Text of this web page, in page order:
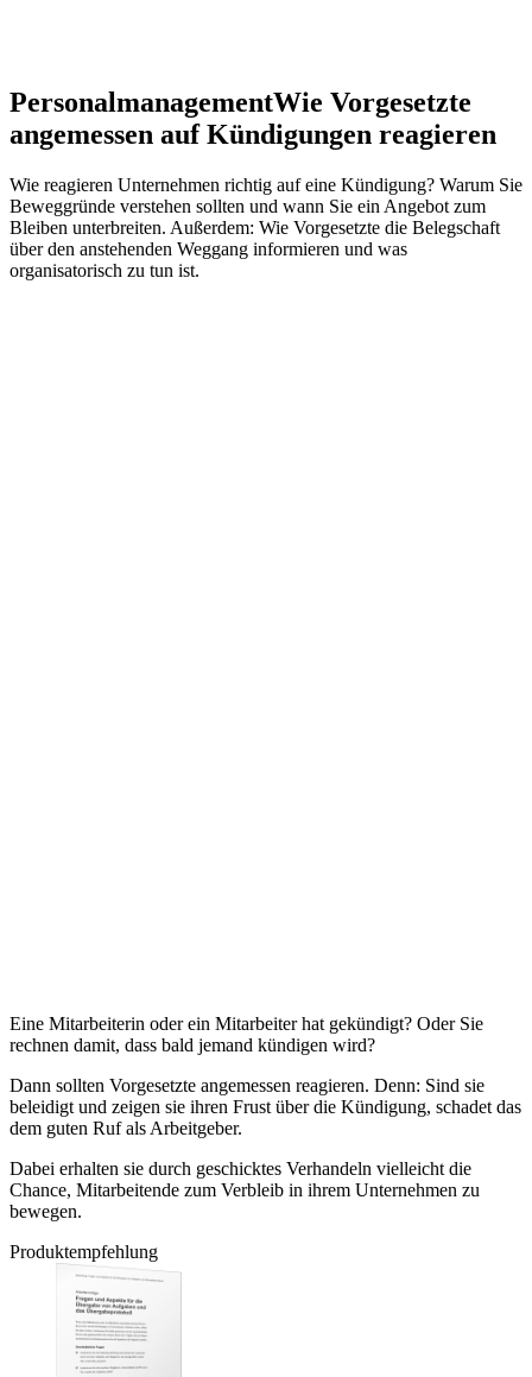
PersonalmanagementWie Vorgesetzte
angemessen auf Kündigungen reagieren
Wie reagieren Unternehmen richtig auf eine Kündigung? Warum Sie
Beweggründe verstehen sollten und wann Sie ein Angebot zum
Bleiben unterbreiten. Außerdem: Wie Vorgesetzte die Belegschaft
über den anstehenden Weggang informieren und was
organisatorisch zu tun ist.
Eine Mitarbeiterin oder ein Mitarbeiter hat gekündigt? Oder Sie
rechnen damit, dass bald jemand kündigen wird?
Dann sollten Vorgesetzte angemessen reagieren. Denn: Sind sie
beleidigt und zeigen sie ihren Frust über die Kündigung, schadet das
dem guten Ruf als Arbeitgeber.
Dabei erhalten sie durch geschicktes Verhandeln vielleicht die
Chance, Mitarbeitende zum Verbleib in ihrem Unternehmen zu
bewegen.
Produktempfehlung